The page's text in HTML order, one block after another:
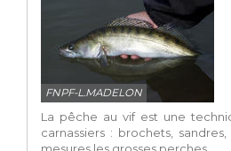
FNPF-L.MADELON
La pêche au vif est une
carnassiers : brochets,